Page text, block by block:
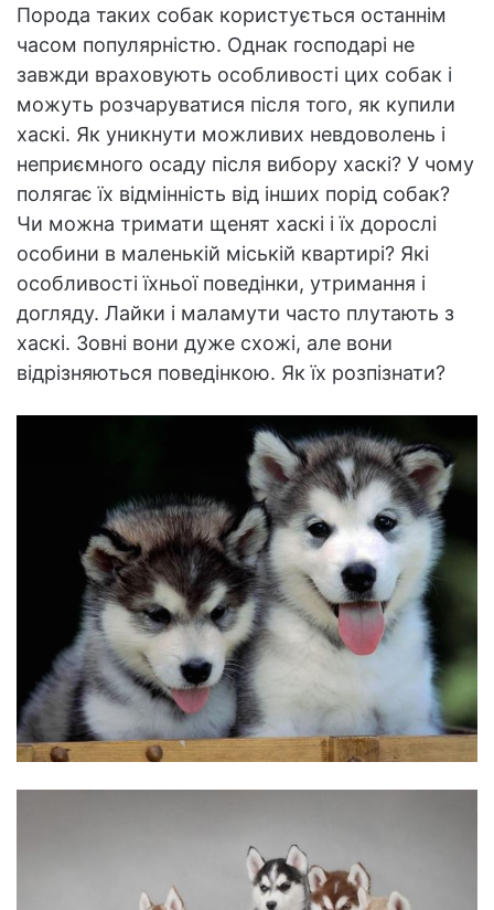
Порода таких собак користується останнім
часом популярністю. Однак господарі не
завжди враховують особливості цих собак і
можуть розчаруватися після того, як купили
хаскі. Як уникнути можливих невдоволень і
неприємного осаду після вибору хаскі? У чому
полягає їх відмінність від інших порід собак?
Чи можна тримати щенят хаскі і їх дорослі
особини в маленькій міській квартирі? Які
особливості їхньої поведінки, утримання і
догляду. Лайки і маламути часто плутають з
хаскі. Зовні вони дуже схожі, але вони
відрізняються поведінкою. Як їх розпізнати?